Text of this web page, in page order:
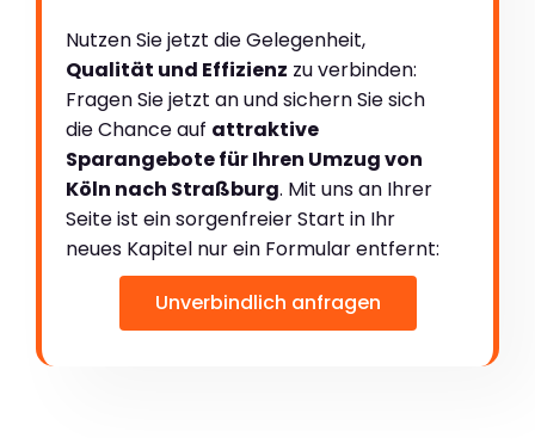
Nutzen Sie jetzt die Gelegenheit,
Qualität und Effizienz zu verbinden:
Fragen Sie jetzt an und sichern Sie sich
die Chance auf attraktive
Sparangebote für Ihren Umzug von
Köln nach Straßburg. Mit uns an Ihrer
Seite ist ein sorgenfreier Start in Ihr
neues Kapitel nur ein Formular entfernt:
Unverbindlich anfragen